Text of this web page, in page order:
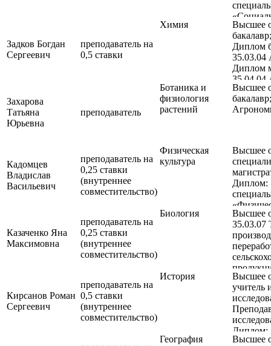
Задков Богдан
Сергеевич
преподаватель на
0,5 ставки
Химия
Высшее
Диплом
35.03.04
Диплом
35.04.04
Захарова
Татьяна
Юрьевна
преподаватель
Ботаника и
физиология
растений
Высшее
бакалавр;
Кадомцев
Владислав
Васильевич
преподаватель на
0,25 ставки
(внутреннее
совместительство)
Физическая
культура
Высшее
Диплом:
и спорт»;
Диплом
и
Диплом:
Казаченко Яна
Максимовна
преподаватель на
0,25 ставки
(внутреннее
совместительство)
Биология
Высшее
35.03.07
Кирсанов Роман
Сергеевич
преподаватель на
0,5 ставки
(внутреннее
совместительство)
История
Высшее
учитель
Диплом:
География
Высшее